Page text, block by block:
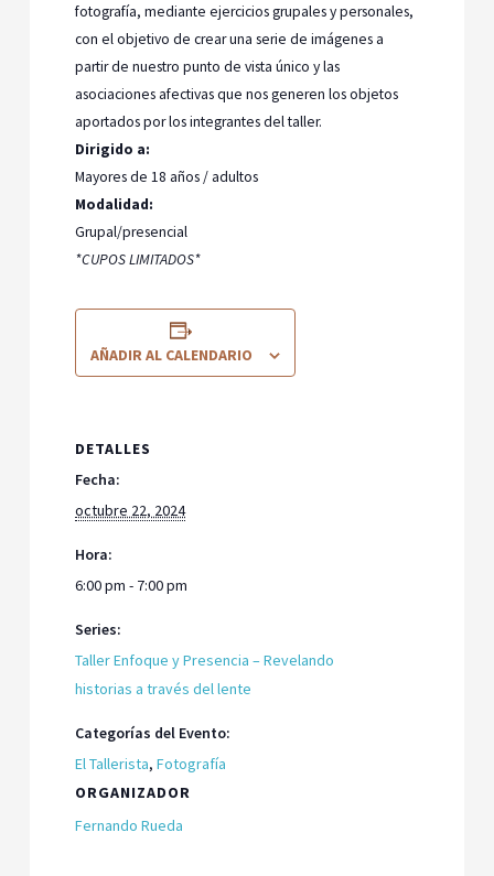
fotografía, mediante ejercicios grupales y personales,
con el objetivo de crear una serie de imágenes a
partir de nuestro punto de vista único y las
asociaciones afectivas que nos generen los objetos
aportados por los integrantes del taller.
Dirigido a:
Mayores de 18 años / adultos
Modalidad:
Grupal/presencial
*CUPOS LIMITADOS*
AÑADIR AL CALENDARIO
DETALLES
Fecha:
octubre 22, 2024
Hora:
6:00 pm - 7:00 pm
Series:
Taller Enfoque y Presencia – Revelando
historias a través del lente
Categorías del Evento:
El Tallerista,Fotografía
ORGANIZADOR
Fernando Rueda